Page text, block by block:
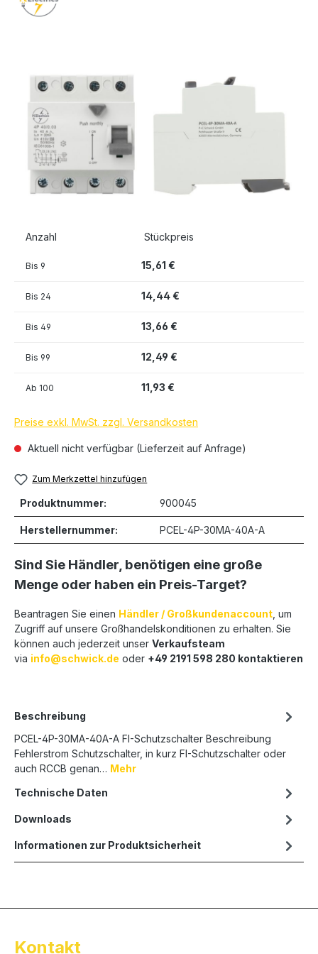
Anzahl Stückpreis
Bis 9 15,61 €
Bis 24 14,44 €
Bis 49 13,66 €
Bis 99 12,49 €
Ab 100 11,93 €
Preise exkl. MwSt. zzgl. Versandkosten
Aktuell nicht verfügbar (Lieferzeit auf Anfrage)
Zum Merkzettel hinzufügen
Produktnummer: 900045
Herstellernummer: PCEL-4P-30MA-40A-A
Sind Sie Händler, benötigen eine große
Menge oder haben ein Preis-Target?
Beantragen Sie einen Händler / Großkundenaccount , um
Zugriff auf unsere Großhandelskonditionen zu erhalten. Sie
können auch jederzeit unser Verkaufsteam
via info@schwick.de oder +49 2191 598 280 kontaktieren
Beschreibung
PCEL-4P-30MA-40A-A FI-Schutzschalter Beschreibung
Fehlerstrom Schutzschalter, in kurz FI-Schutzschalter oder
auch RCCB genan… Mehr
Technische Daten
Downloads
Informationen zur Produktsicherheit
Kontakt